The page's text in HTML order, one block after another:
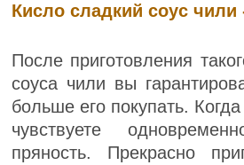
Кисло сладкий соус
После приготовления
соуса чили вы
больше его покупать.
чувствуете
пряность. Прекрасно